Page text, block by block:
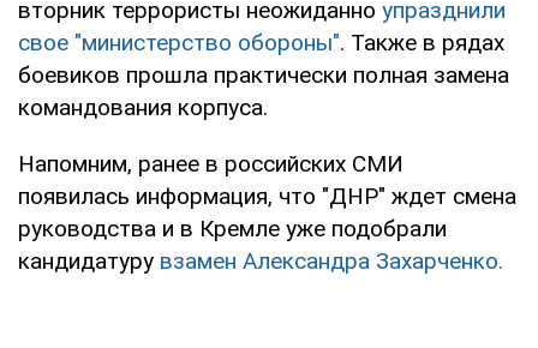
вторник террористы неожиданно упразднили
свое "министерство обороны". Также в рядах
боевиков прошла практически полная замена
командования корпуса.
Напомним, ранее в российских СМИ
появилась информация, что "ДНР" ждет смена
руководства и в Кремле уже подобрали
кандидатуру взамен Александра Захарченко.